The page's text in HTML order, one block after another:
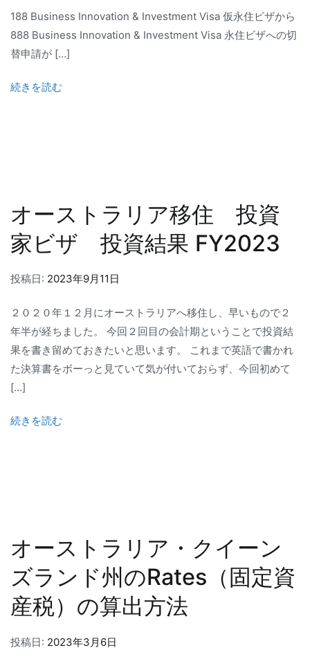
188 Business Innovation & Investment Visa 仮永住ビザから
888 Business Innovation & Investment Visa 永住ビザへの切
替申請が […]
続きを読む
オーストラリア移住 投資
家ビザ 投資結果 FY2023
投稿日: 2023年9月11日
２０２０年１２月にオーストラリアへ移住し、早いもので２
年半が経ちました。 今回２回目の会計期ということで投資結
果を書き留めておきたいと思います。 これまで英語で書かれ
た決算書をボーっと見ていて気が付いておらず、今回初めて
[…]
続きを読む
オーストラリア・クイーン
ズランド州のRates（固定資
産税）の算出方法
投稿日: 2023年3月6日